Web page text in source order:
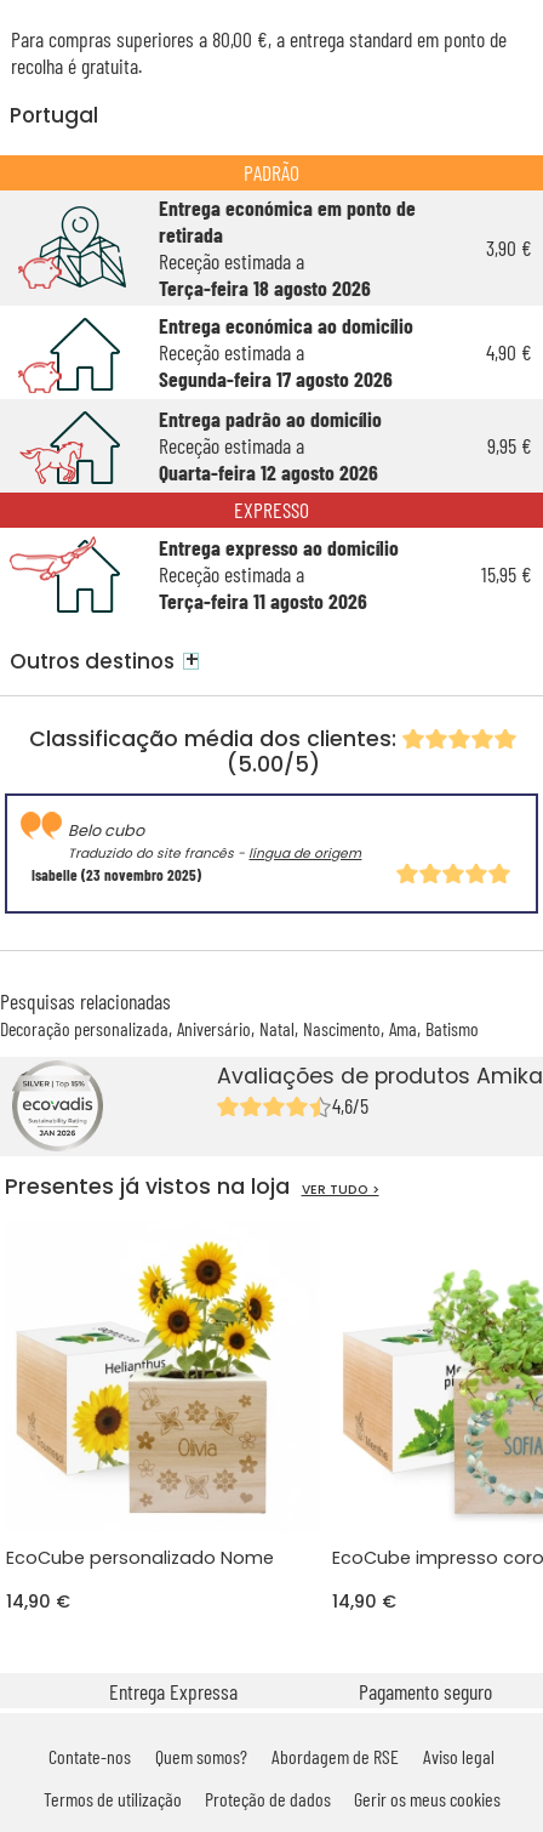
Classificação média dos clientes:
(5.00/5)
Isabelle(23 novembro 2025)
Belo cubo
Traduzido do site francês - língua de origem
Para compras superiores a 80,00 €, a entrega standard em ponto de
recolha é gratuita.
Portugal
PADRÃO
Entrega económica em ponto de
retirada
Receção estimada a
Terça-feira 18 agosto 2026
3,90 €
Entrega económica ao domicílio
Receção estimada a
Segunda-feira 17 agosto 2026
4,90 €
Entrega padrão ao domicílio
Receção estimada a
Quarta-feira 12 agosto 2026
9,95 €
EXPRESSO
Entrega expresso ao domicílio
Receção estimada a
Terça-feira 11 agosto 2026
15,95 €
Outros destinos +
Pesquisas relacionadas
Decoração personalizada Aniversário Natal Nascimento Ama Batismo
Avaliações de produtos
4,6/5
Presentes já vistos na loja VER TUDO >
EcoCube personalizado Nome
14,90 €
EcoCube impresso
14,90 €
Entrega Expressa Pagamento seguro
Contate-nos Quem somos? Abordagem de RSE
Aviso legal
Termos de utilização
Proteção de dados Gerir os meus cookies